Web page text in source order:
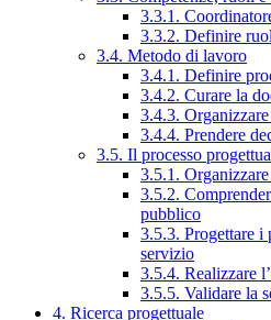
3.3.1.
3.3.2. Definire
3.4. Metodo di lavoro
3.4.1. Definire
3.4.2. Curare la
3.4.3.
3.4.4. Prendere
3.5. Il processo
3.5.1.
3.5.2.
pubblico
3.5.3. Progettare i
servizio
3.5.4. Realizzare
3.5.5. Validare la
4. Ricerca progettuale